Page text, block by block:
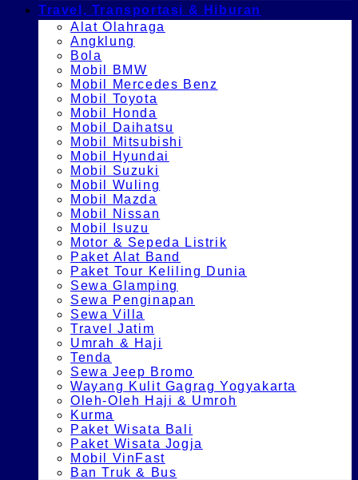
Travel, Transportasi & Hiburan
Alat Olahraga
Angklung
Bola
Mobil BMW
Mobil Mercedes Benz
Mobil Toyota
Mobil Honda
Mobil Daihatsu
Mobil Mitsubishi
Mobil Hyundai
Mobil Suzuki
Mobil Wuling
Mobil Mazda
Mobil Nissan
Mobil Isuzu
Motor & Sepeda Listrik
Paket Alat Band
Paket Tour Keliling Dunia
Sewa Glamping
Sewa Penginapan
Sewa Villa
Travel Jatim
Umrah & Haji
Tenda
Sewa Jeep Bromo
Wayang Kulit Gagrag Yogyakarta
Oleh-Oleh Haji & Umroh
Kurma
Paket Wisata Bali
Paket Wisata Jogja
Mobil VinFast
Ban Truk & Bus